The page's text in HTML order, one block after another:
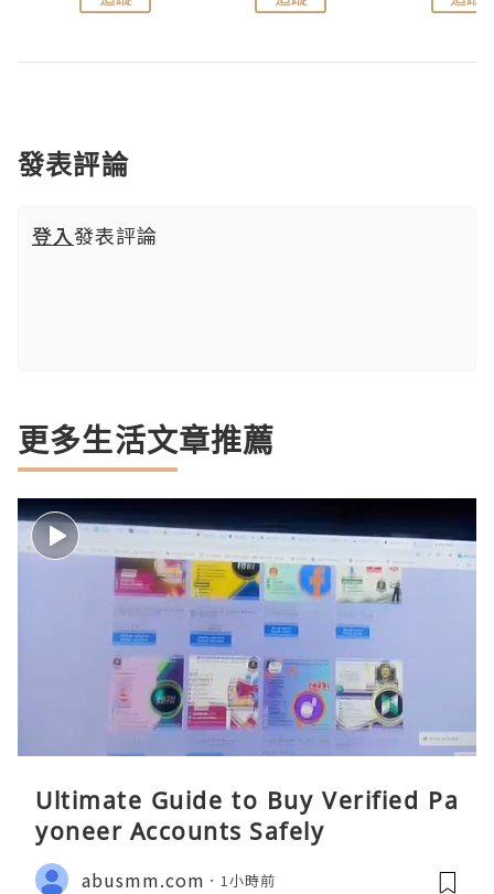
發表評論
登入發表評論
更多生活文章推薦
Ultimate Guide to Buy Verified Pa
yoneer Accounts Safely
abusmm.com 1小時前